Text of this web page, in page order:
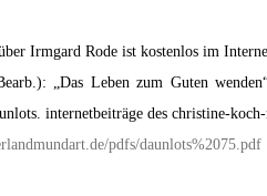
Irmgard Rode ist kostenlos im
„Das Leben zum Guten
internetbeiträge des christine-
pdfs/daunlots%2075.pdf